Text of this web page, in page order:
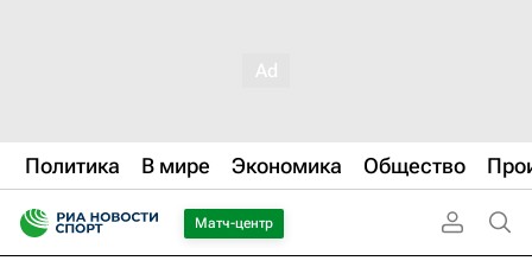
Политика В мире Экономика Общество
Матч-центр